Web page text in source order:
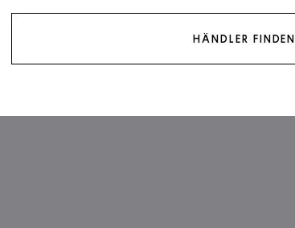
HÄNDLER FINDEN